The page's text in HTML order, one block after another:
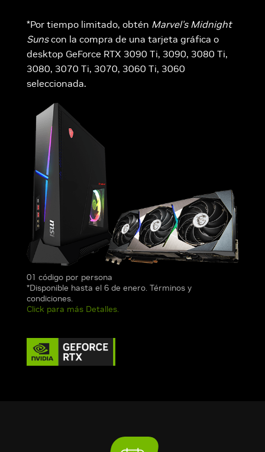
*Por tiempo limitado, obtén Marvel’s Midnight
Sunscon la compra de una tarjeta gráfica o
desktop GeForce RTX 3090 Ti, 3090, 3080 Ti,
3080, 3070 Ti, 3070, 3060 Ti, 3060
seleccionada.
01 código por persona
*Disponible hasta el 6 de enero. Términos y
condiciones.
Click para más Detalles.